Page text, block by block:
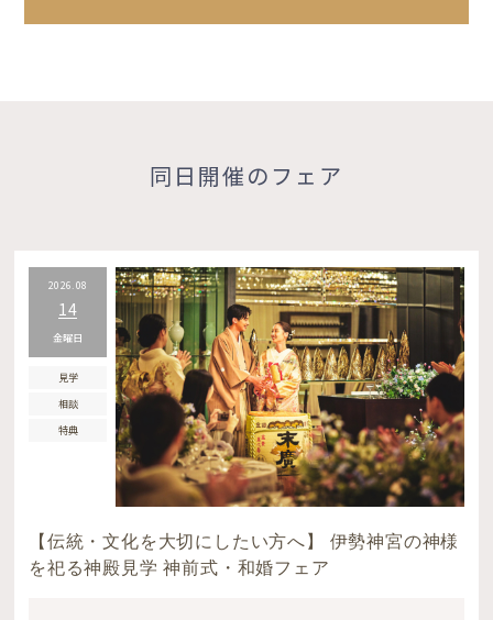
同日開催のフェア
2026.08
14
金曜日
見学
相談
特典
【伝統・文化を大切にしたい方へ】 伊勢神宮の神様
を祀る神殿見学 神前式・和婚フェア